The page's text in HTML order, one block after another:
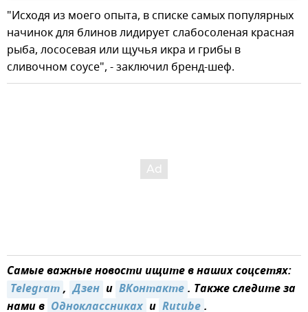
"Исходя из моего опыта, в списке самых популярных
начинок для блинов лидирует слабосоленая красная
рыба, лососевая или щучья икра и грибы в
сливочном соусе", - заключил бренд-шеф.
Самые важные новости ищите в наших соцсетях:
Telegram, Дзен и ВКонтакте. Также следите за
нами в Одноклассниках и Rutube.